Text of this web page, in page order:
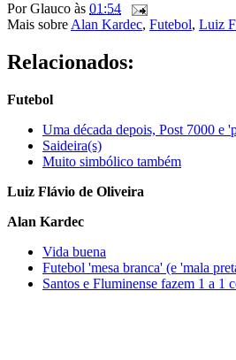
PorGlauco às 01:54
Mais sobre Alan Kardec, Futebol, Luiz
Relacionados:
Futebol
Uma década depois, Post 7000 e
Saideira(s)
Muito simbólico também
Luiz Flávio de Oliveira
Alan Kardec
Vida buena
Futebol 'mesa branca' (e 'mala
Santos e Fluminense fazem 1 a 1